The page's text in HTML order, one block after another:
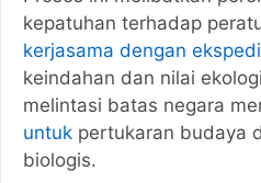
kepatuhan terhadap
kerjasama dengan
keindahan dan nilai
melintasi batas negara
untuk pertukaran budaya
biologis.